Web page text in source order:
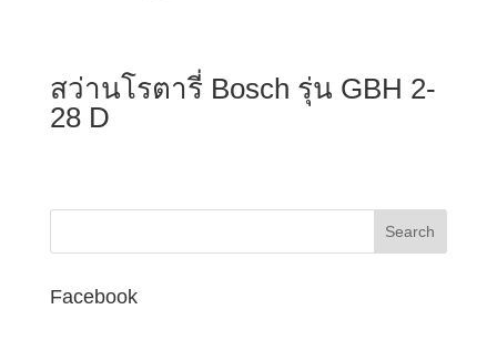
สว่านโรตารี่ Bosch รุ่น GBH 2-
28 D
Facebook